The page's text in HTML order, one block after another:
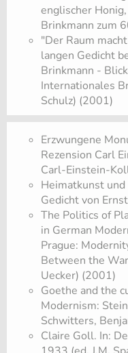
englischer
Brinkmann zum
"Der Raum
langen Gedicht
Brinkmann -
Internationales
Schulz) (2001)
Erzwungene
Rezension Carl
Carl-Einstein-
Heimatkunst
Gedicht von
The Politics of
in German
Prague:
Between the
Uecker) (2001)
Goethe and the
Modernism:
Schwitters,
Claire Goll. In: